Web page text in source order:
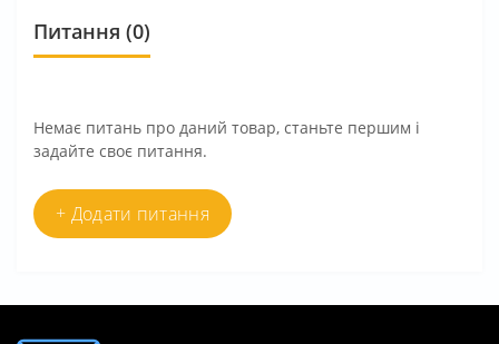
Питання (0)
Немає питань про даний товар, станьте першим і
задайте своє питання.
+ Додати питання